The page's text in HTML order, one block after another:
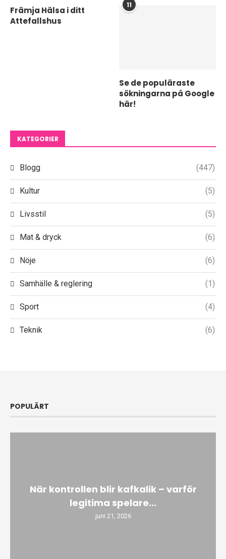
Främja Hälsa i ditt
Attefallshus
11
Se de populäraste
sökningarna på Google
här!
KATEGORIER
Blogg (447)
Kultur (5)
Livsstil (5)
Mat & dryck (6)
Nöje (6)
Samhälle & reglering (1)
Sport (4)
Teknik (6)
POPULÄRT
När kontrollen blir kafkalik – varför
legitima spelare...
juni 21, 2026